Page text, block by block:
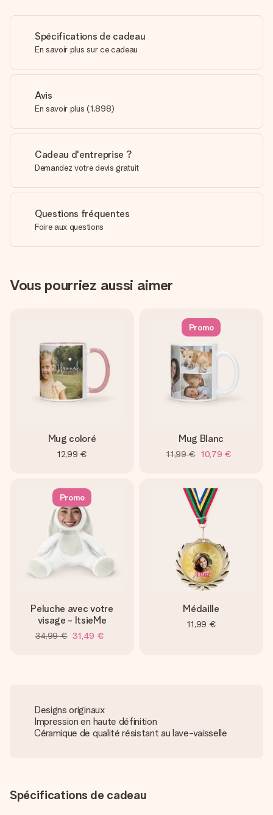
Spécifications de cadeau
En savoir plus sur ce cadeau
Avis
En savoir plus (1,898)
Cadeau d'entreprise ?
Demandez votre devis gratuit
Questions fréquentes
Foire aux questions
Vous pourriez aussi aimer
Mug coloré
12,99 €
Promo
Mug Blanc
11,99 € 10,79 €
Promo
Peluche avec votre
visage - ItsieMe
34,99 € 31,49 €
Médaille
11,99 €
Designs originaux
Impression en haute définition
Céramique de qualité résistant au lave-vaisselle
Spécifications de cadeau